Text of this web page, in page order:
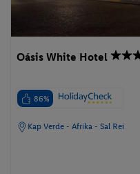
Oásis White Hotel
86%
Kap Verde - Afrika - Sal Rei